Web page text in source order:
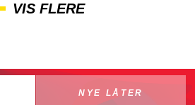
VIS FLERE
NYE LÅTER